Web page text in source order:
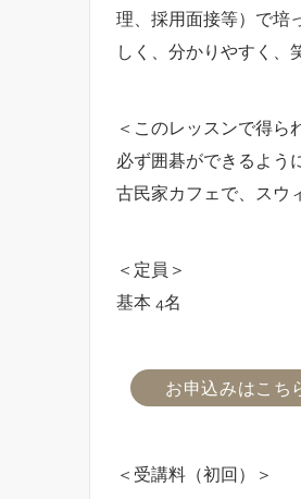
理、採用面接等）で培
しく、分かりやすく、
＜このレッスンで得ら
必ず囲碁ができるよう
古民家カフェで、スウ
＜定員＞
基本 4名
お申込みはこち
＜受講料（初回）＞